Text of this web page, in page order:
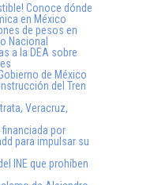
Conoce dónde
en México
de pesos en
Nacional
a la DEA sobre
de México
del Tren
Veracruz,
por
para impulsar su
INE que prohíben